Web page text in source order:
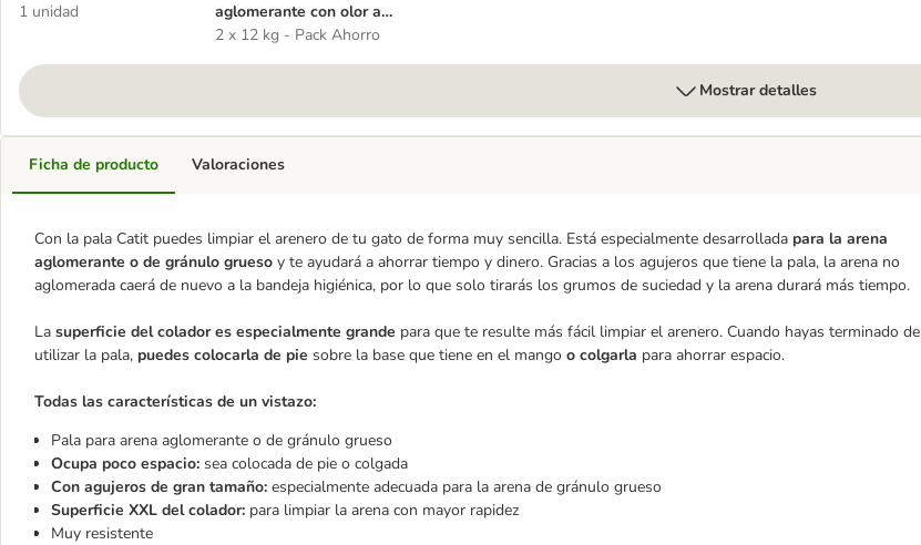
1 unidad
aglomerante con olor a
talco
2 x 12 kg - Pack Ahorro
Mostrar detalles
Ficha de producto
Con la pala Catit puedes limpiar el arenero de tu gato de forma muy sencilla. Está especialmente desarrollada para la arena
aglomerante o de gránulo grueso y te ayudará a ahorrar tiempo y dinero. Gracias a los agujeros que tiene la pala, la arena no
aglomerada caerá de nuevo a la bandeja higiénica, por lo que solo tirarás los grumos de suciedad y la arena durará más tiempo.
La superficie del colador es especialmente grande para que te resulte más fácil limpiar el arenero. Cuando hayas terminado de
utilizar la pala, puedes colocarla de pie sobre la base que tiene en el mango o colgarla para ahorrar espacio.
Todas las características de un vistazo:
Pala para arena aglomerante o de gránulo grueso
Ocupa poco espacio: sea colocada de pie o colgada
Con agujeros de gran tamaño: especialmente adecuada para la arena de gránulo grueso
Superficie XXL del colador: para limpiar la arena con mayor rapidez
Muy resistente
Valoraciones